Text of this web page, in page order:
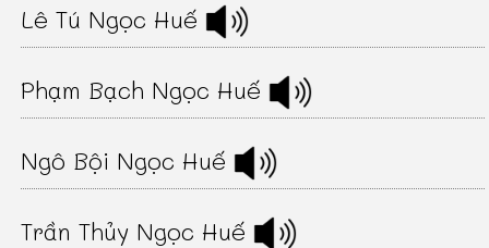
Lê Tú Ngọc Huế
Phạm Bạch Ngọc Huế
Ngô Bội Ngọc Huế
Trần Thủy Ngọc Huế